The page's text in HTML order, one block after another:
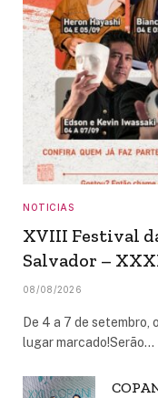
NOTICIAS
XVIII Festival
Salvador –
08/08/2026
De 4 a 7 de setembro,
lugar marcado!Serão…